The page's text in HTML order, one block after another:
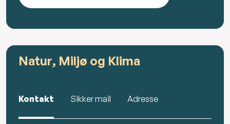
Natur, Miljø og Klima
Kontakt Sikker mail Adresse